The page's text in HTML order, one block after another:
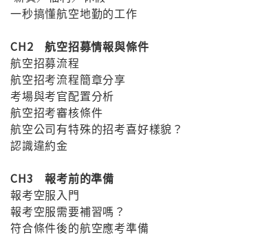
一秒搞懂航空地勤的工作
CH2 航空招募情報與條件
航空招募流程
航空招考流程簡章分享
考場與考官配置分析
航空招考審核條件
航空公司有特殊的招考喜好樣貌？
認識違約金
CH3 報考前的準備
報考空服入門
報考空服需要補習嗎？
符合條件後的航空應考準備